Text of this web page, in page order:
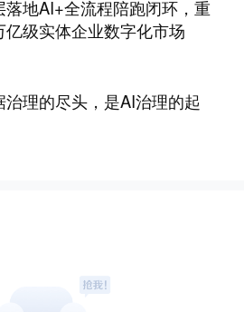
落地AI+全流程陪跑闭环，重
亿级实体企业数字化市场
治理的尽头，是AI治理的起